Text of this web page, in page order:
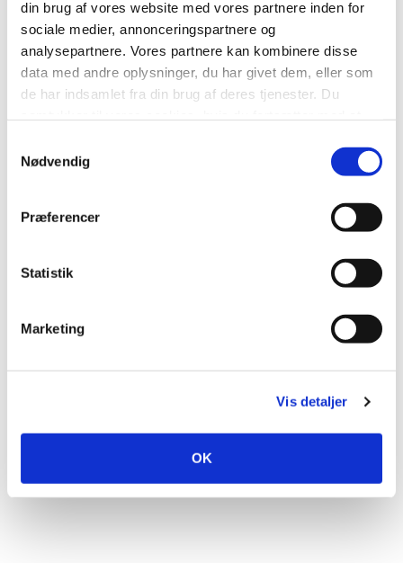
din brug af vores website med vores partnere inden for
sociale medier, annonceringspartnere og
analysepartnere. Vores partnere kan kombinere disse
data med andre oplysninger, du har givet dem, eller som
de har indsamlet fra din brug af deres tjenester. Du
Nødvendig
Præferencer
Statistik
Marketing
Vis detaljer
OK